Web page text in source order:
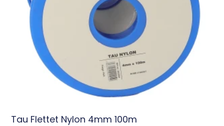
Tau Flettet Nylon 4mm 100m